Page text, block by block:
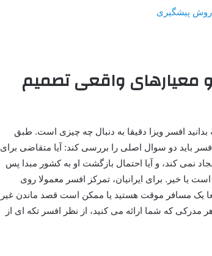
روش پیشگیری
معیارهای واقعی تصمیم
افسر ویزا دقیقا به دنبال چه چیزی است. طبق
باید دو سوال اصلی را بررسی کند: آیا متقاضی برای
نمی کند، و آیا احتمال بازگشت او به کشور مبدا پس
یا خیر. برای ایرانیان، تمرکز افسر معمولا روی
یک مسافر موقت هستید یا ممکن است قصد ماندن غیر
مدرکی که شما ارائه می کنید، از نظر افسر تکه ای از